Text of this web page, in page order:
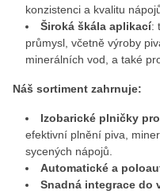
konzistenci a kvalitu
Široká škála aplikací:
průmysl, včetně výroby
minerálních vod, a také
Náš sortiment zahrnuje:
Izobarické plničky
efektivní plnění piva,
sycených nápojů.
Automatické a
Snadná integrace do